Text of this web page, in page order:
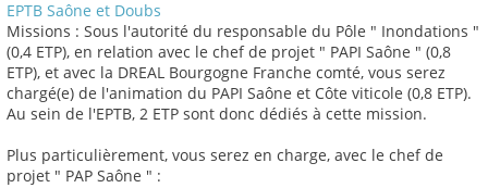
EPTB Saône et Doubs
Missions : Sous l'autorité du responsable du Pôle " Inondations "
(0,4 ETP), en relation avec le chef de projet " PAPI Saône " (0,8
ETP), et avec la DREAL Bourgogne Franche comté, vous serez
chargé(e) de l'animation du PAPI Saône et Côte viticole (0,8 ETP).
Au sein de l'EPTB, 2 ETP sont donc dédiés à cette mission.
Plus particulièrement, vous serez en charge, avec le chef de
projet " PAP Saône " :